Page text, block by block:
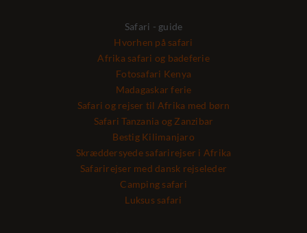
Safari - guide
Hvorhen på safari
Afrika safari og badeferie
Fotosafari Kenya
Madagaskar ferie
Safari og rejser til Afrika med børn
Safari Tanzania og Zanzibar
Bestig Kilimanjaro
Skræddersyede safarirejser i Afrika
Safarirejser med dansk rejseleder
Camping safari
Luksus safari